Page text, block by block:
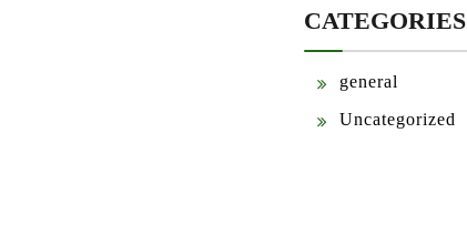
CATEGORIES
general
Uncategorized